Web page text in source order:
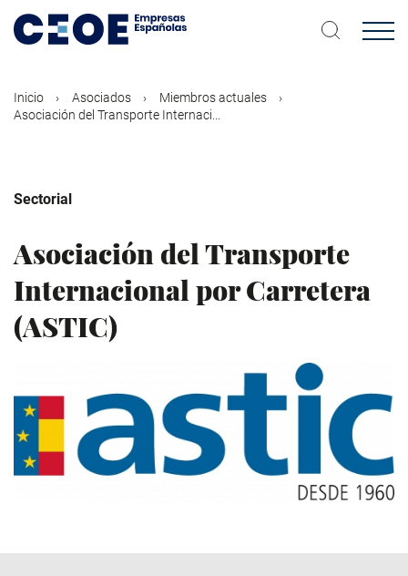
contenido
Inicio Asociados
Miembros actuales
Asociación del Transporte Internaci...
Sectorial
Asociación del Transporte
Internacional por Carretera
(ASTIC)